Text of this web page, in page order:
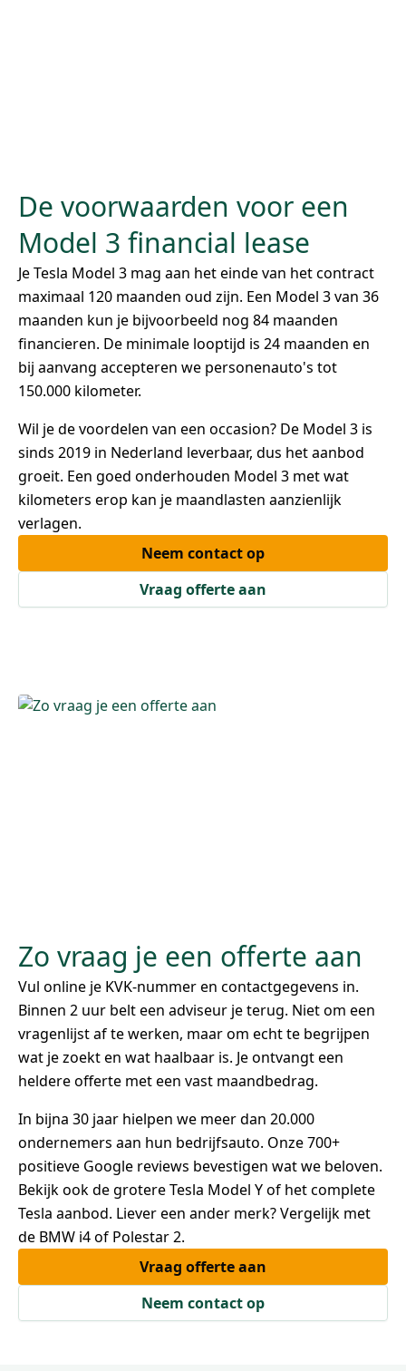
De voorwaarden voor een
Model 3 financial lease
Je Tesla Model 3 mag aan het einde van het contract
maximaal 120 maanden oud zijn. Een Model 3 van 36
maanden kun je bijvoorbeeld nog 84 maanden
financieren. De minimale looptijd is 24 maanden en
bij aanvang accepteren we personenauto's tot
150.000 kilometer.
Wil je de voordelen van een occasion? De Model 3 is
sinds 2019 in Nederland leverbaar, dus het aanbod
groeit. Een goed onderhouden Model 3 met wat
kilometers erop kan je maandlasten aanzienlijk
verlagen.
Neem contact op
Vraag offerte aan
Zo vraag je een offerte aan
Vul online je KVK-nummer en contactgegevens in.
Binnen 2 uur belt een adviseur je terug. Niet om een
vragenlijst af te werken, maar om echt te begrijpen
wat je zoekt en wat haalbaar is. Je ontvangt een
heldere offerte met een vast maandbedrag.
In bijna 30 jaar hielpen we meer dan 20.000
ondernemers aan hun bedrijfsauto. Onze 700+
positieve Google reviews bevestigen wat we beloven.
Bekijk ook de grotere Tesla Model Y of het complete
Tesla aanbod. Liever een ander merk? Vergelijk met
de BMW i4 of Polestar 2.
Vraag offerte aan
Neem contact op